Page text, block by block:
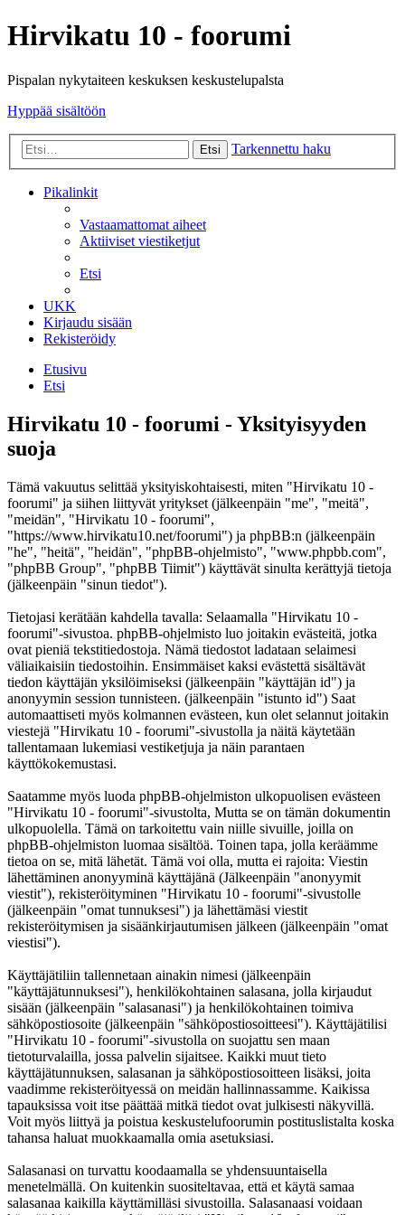
Hirvikatu 10 - foorumi
Pispalan nykytaiteen keskuksen keskustelupalsta
Hyppää sisältöön
Etsi Tarkennettu haku
Pikalinkit
Vastaamattomat aiheet
Aktiiviset viestiketjut
Etsi
UKK
Kirjaudu sisään
Rekisteröidy
Etusivu
Etsi
Hirvikatu 10 - foorumi - Yksityisyyden
suoja
Tämä vakuutus selittää yksityiskohtaisesti, miten "Hirvikatu 10 -
foorumi" ja siihen liittyvät yritykset (jälkeenpäin "me", "meitä",
"meidän", "Hirvikatu 10 - foorumi",
"https://www.hirvikatu10.net/foorumi") ja phpBB:n (jälkeenpäin
"he", "heitä", "heidän", "phpBB-ohjelmisto", "www.phpbb.com",
"phpBB Group", "phpBB Tiimit") käyttävät sinulta kerättyjä tietoja
(jälkeenpäin "sinun tiedot").
Tietojasi kerätään kahdella tavalla: Selaamalla "Hirvikatu 10 -
foorumi"-sivustoa. phpBB-ohjelmisto luo joitakin evästeitä, jotka
ovat pieniä tekstitiedostoja. Nämä tiedostot ladataan selaimesi
väliaikaisiin tiedostoihin. Ensimmäiset kaksi evästettä sisältävät
tiedon käyttäjän yksilöimiseksi (jälkeenpäin "käyttäjän id") ja
anonyymin session tunnisteen. (jälkeenpäin "istunto id") Saat
automaattiseti myös kolmannen evästeen, kun olet selannut joitakin
viestejä "Hirvikatu 10 - foorumi"-sivustolla ja näitä käytetään
tallentamaan lukemiasi vestiketjuja ja näin parantaen
käyttökokemustasi.
Saatamme myös luoda phpBB-ohjelmiston ulkopuolisen evästeen
"Hirvikatu 10 - foorumi"-sivustolta, Mutta se on tämän dokumentin
ulkopuolella. Tämä on tarkoitettu vain niille sivuille, joilla on
phpBB-ohjelmiston luomaa sisältöä. Toinen tapa, jolla keräämme
tietoa on se, mitä lähetät. Tämä voi olla, mutta ei rajoita: Viestin
lähettäminen anonyyminä käyttäjänä (Jälkeenpäin "anonyymit
viestit"), rekisteröityminen "Hirvikatu 10 - foorumi"-sivustolle
(jälkeenpäin "omat tunnuksesi") ja lähettämäsi viestit
rekisteröitymisen ja sisäänkirjautumisen jälkeen (jälkeenpäin "omat
viestisi").
Käyttäjätiliin tallennetaan ainakin nimesi (jälkeenpäin
"käyttäjätunnuksesi"), henkilökohtainen salasana, jolla kirjaudut
sisään (jälkeenpäin "salasanasi") ja henkilökohtainen toimiva
sähköpostiosoite (jälkeenpäin "sähköpostiosoitteesi"). Käyttäjätilisi
"Hirvikatu 10 - foorumi"-sivustolla on suojattu sen maan
tietoturvalailla, jossa palvelin sijaitsee. Kaikki muut tieto
käyttäjätunnuksen, salasanan ja sähköpostiosoitteen lisäksi, joita
vaadimme rekisteröityessä on meidän hallinnassamme. Kaikissa
tapauksissa voit itse päättää mitkä tiedot ovat julkisesti näkyvillä.
Voit myös liittyä ja poistua keskustelufoorumin postituslistalta koska
tahansa haluat muokkaamalla omia asetuksiasi.
Salasanasi on turvattu koodaamalla se yhdensuuntaisella
menetelmällä. On kuitenkin suositeltavaa, että et käytä samaa
salasanaa kaikilla käyttämilläsi sivustoilla. Salasanaasi voidaan